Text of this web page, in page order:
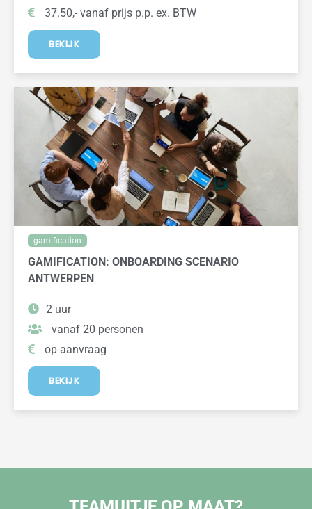
37.50,- vanaf prijs p.p. ex. BTW
BEKIJK
gamification
GAMIFICATION: ONBOARDING SCENARIO
ANTWERPEN
2 uur
vanaf 20 personen
op aanvraag
BEKIJK